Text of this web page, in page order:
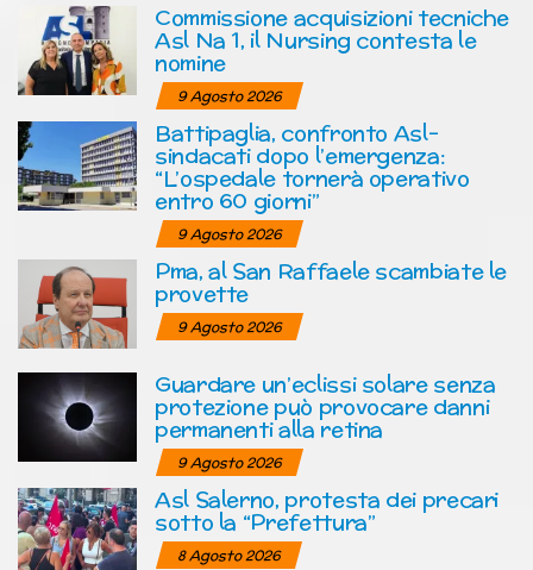
Commissione acquisizioni tecniche
Asl Na 1, il Nursing contesta le
nomine
9 Agosto 2026
Battipaglia, confronto Asl-
sindacati dopo l’emergenza:
“L’ospedale tornerà operativo
entro 60 giorni”
9 Agosto 2026
Pma, al San Raffaele scambiate le
provette
9 Agosto 2026
Guardare un’eclissi solare senza
protezione può provocare danni
permanenti alla retina
9 Agosto 2026
Asl Salerno, protesta dei precari
sotto la “Prefettura”
8 Agosto 2026